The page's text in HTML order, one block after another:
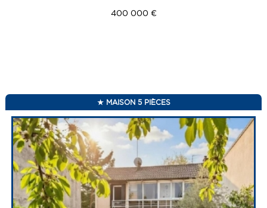
400 000 €
MAISON 5 PIÈCES